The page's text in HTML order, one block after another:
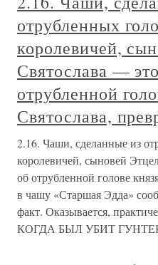
отрубленных
королевичей,
Святослава —
отрубленной
Святослава,
2.16. Чаши, сделанные из
королевичей, сыновей
об отрубленной голове
в чашу «Старшая Эдда»
факт. Оказывается,
КОГДА БЫЛ УБИТ